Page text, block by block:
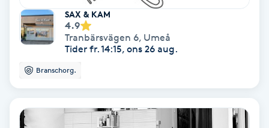
Skägg
Skäggfärgning
Skäggklippning
Skäggtrimmning
SAX & KAM
4.9
Tranbärsvägen 6, Umeå
Tider fr. 14:15, ons 26 aug.
Branschorg.